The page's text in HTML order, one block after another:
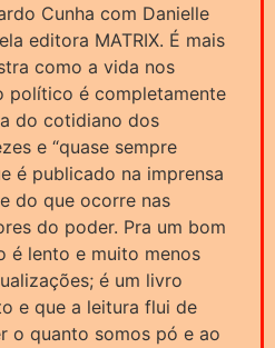
Cunha com Danielle
editora MATRIX. É mais
como a vida nos
político é completamente
do cotidiano dos
e “quase sempre
é publicado na imprensa
do que ocorre nas
do poder. Pra um bom
é lento e muito menos
é um livro
e que a leitura flui de
o quanto somos pó e ao